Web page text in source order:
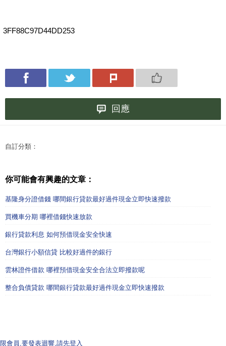
3FF88C97D44DD253
回應
自訂分類：
你可能會有興趣的文章：
基隆身分證借錢 哪間銀行貸款最好過件現金立即快速撥款
買機車分期 哪裡借錢快速放款
銀行貸款利息 如何預借現金安全快速
台灣銀行小額信貸 比較好過件的銀行
雲林證件借款 哪裡預借現金安全合法立即撥款呢
整合負債貸款 哪間銀行貸款最好過件現金立即快速撥款
限會員,要發表迴響,請先登入